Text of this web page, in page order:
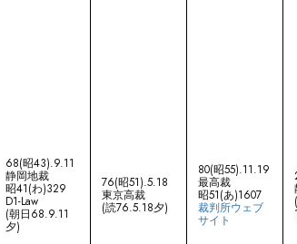
68(昭43).9.11
静岡地裁
昭41(わ)329
D1-Law
(朝日68.9.11
夕)
76(昭51).5.18
東京高裁
(読76.5.18夕)
80(昭55).11.19
最高裁
昭51(あ)1607
裁判所ウェブ
サイト